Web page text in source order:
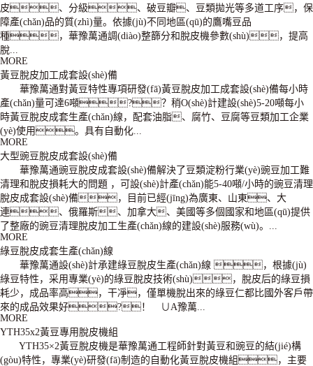
皮、分級、破豆瓣、豆類拋光等多道工序，保
障產(chǎn)品的質(zhì)量。依據(jù)不同地區(qū)的鷹嘴豆品
種，華豫萬通調(diào)整篩分和脫皮機參數(shù)，提高
脫...
MORE
黃豆脫皮加工成套設(shè)備
華豫萬通對黃豆特性專項研發(fā)黃豆脫皮加工成套設(shè)備每小時
產(chǎn)量可達6噸?？稍O(shè)計建設(shè)5-20噸每小
時黃豆脫皮成套生產(chǎn)線，配套油脂、腐竹、豆腐等豆類加工企業
(yè)使用。具有自動化...
MORE
大型豌豆脫皮成套設(shè)備
華豫萬通豌豆脫皮成套設(shè)備解決了豆類淀粉行業(yè)豌豆加工難
清理和脫皮損耗大的問題 ，可設(shè)計產(chǎn)能5-40噸/小時的豌豆清理
脫皮成套設(shè)備，目前已經(jīng)為廣東、山東、大
連、俄羅斯、加拿大、美國等多個國家和地區(qū)提供
了整廠的豌豆清理脫皮加工生產(chǎn)線的建設(shè)服務(wù)。...
MORE
綠豆脫皮成套生產(chǎn)線
華豫萬通設(shè)計承建綠豆脫皮生產(chǎn)線 ，根據(jù)
綠豆特性，采用專業(yè)的綠豆脫皮技術(shù)，脫皮后的綠豆損
耗少，成品率高，干凈，僅單機脫出來的綠豆仁都比國外客戶帶
來的成品效果好?！ ∪A豫萬...
MORE
YTH35x2黃豆專用脫皮機組
YTH35×2黃豆脫皮機是華豫萬通工程師針對黃豆和豌豆的結(jié)構
(gòu)特性，專業(yè)研發(fā)制造的自動化黃豆脫皮機組，主要